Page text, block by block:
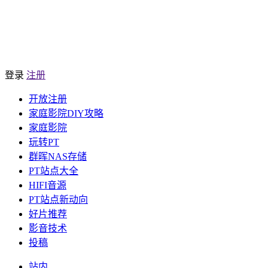
登录 注册
开放注册
家庭影院DIY攻略
家庭影院
玩转PT
群晖NAS存储
PT站点大全
HIFI音源
PT站点新动向
好片推荐
影音技术
投稿